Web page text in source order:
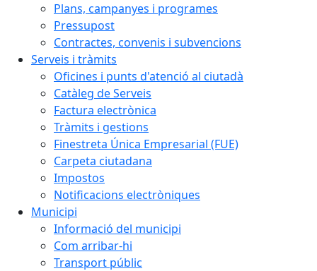
Plans, campanyes i programes
Pressupost
Contractes, convenis i subvencions
Serveis i tràmits
Oficines i punts d'atenció al ciutadà
Catàleg de Serveis
Factura electrònica
Tràmits i gestions
Finestreta Única Empresarial (FUE)
Carpeta ciutadana
Impostos
Notificacions electròniques
Municipi
Informació del municipi
Com arribar-hi
Transport públic